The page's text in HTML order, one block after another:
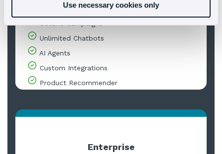
Use necessary cookies only
Human Agents
Unlimited Chatbots
AI Agents
Custom Integrations
Product Recommender
Enterprise